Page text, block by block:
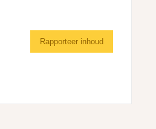
Rapporteer inhoud